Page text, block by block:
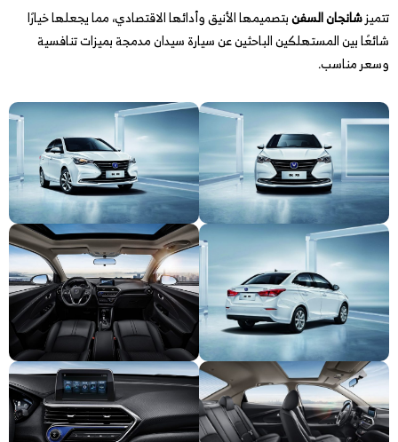
تتميزشانجان السفنبتصميمها الأنيق وأدائها الاقتصادي، مما يجعلها خيارًا
شائعًا بين المستهلكين الباحثين عن سيارة سيدان مدمجة بميزات تنافسية
وسعر مناسب.